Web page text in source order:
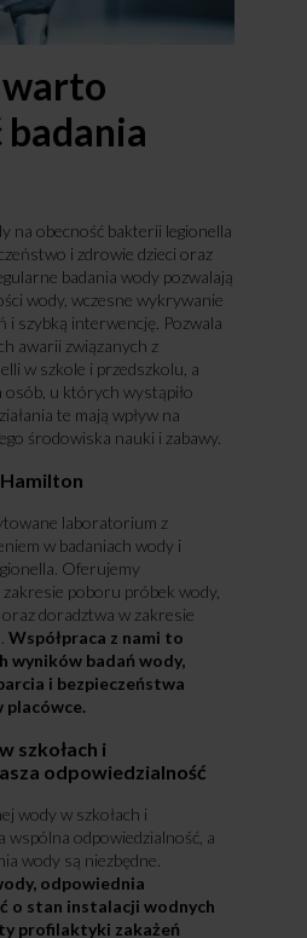
warto
na obecność bakterii legionella
i zdrowie dzieci oraz
badania wody pozwalają
wody, wczesne wykrywanie
i szybką interwencję. Pozwala
awarii związanych z
w szkole i przedszkolu, a
u których wystąpiło
te mają wpływ na
środowiska nauki i zabawy.
Hamilton
laboratorium z
w badaniach wody i
Oferujemy
poboru próbek wody,
doradztwa w zakresie
Współpraca z nami to
wyników badań wody,
i bezpieczeństwa
placówce.
szkołach i
odpowiedzialność
wody w szkołach i
wspólna odpowiedzialność, a
wody są niezbędne.
odpowiednia
o stan instalacji wodnych
profilaktyki zakażeń